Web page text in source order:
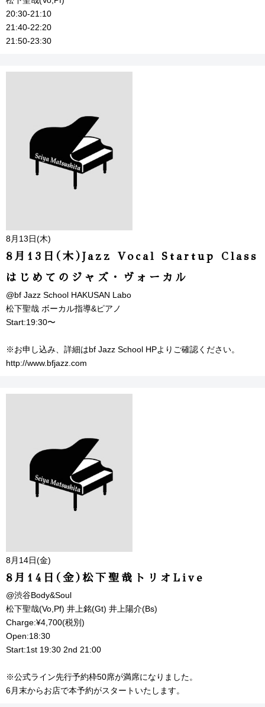
20:30-21:10
21:40-22:20
21:50-23:30
8月13日(木)
8月13日(木)Jazz Vocal Startup Class
はじめてのジャズ・ヴォーカル
@bf Jazz School HAKUSAN Labo
松下聖哉 ボーカル指導&ピアノ
Start:19:30〜
※お申し込み、詳細はbf Jazz School HPよりご確認ください。
http://www.bfjazz.com
8月14日(金)
8月14日(金)松下聖哉トリオLive
@渋谷Body&Soul
松下聖哉(Vo,Pf) 井上銘(Gt) 井上陽介(Bs)
Charge:¥4,700(税別)
Open:18:30
Start:1st 19:30 2nd 21:00
※公式ライン先行予約枠50席が満席になりました。
6月末からお店で本予約がスタートいたします。